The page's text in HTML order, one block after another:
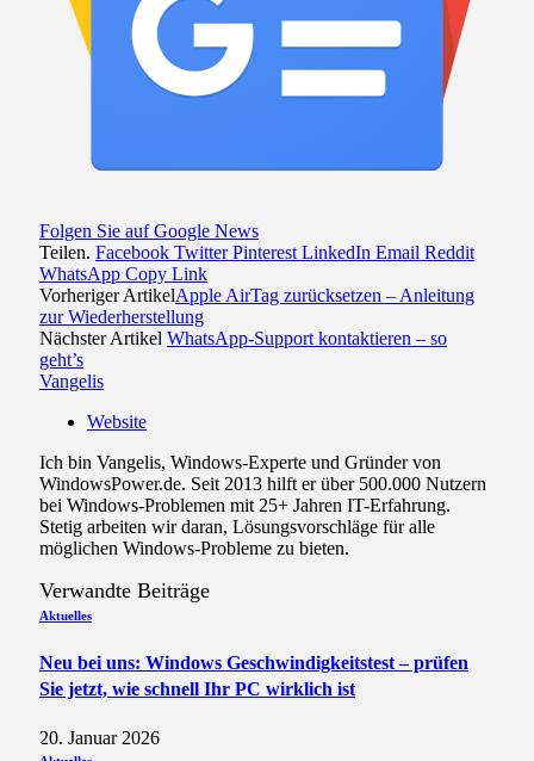
Folgen Sie auf Google News
Teilen. Facebook Twitter Pinterest LinkedIn Email Reddit
WhatsApp Copy Link
Vorheriger ArtikelApple AirTag zurücksetzen – Anleitung
zur Wiederherstellung
Nächster Artikel WhatsApp-Support kontaktieren – so
geht’s
Vangelis
Website
Ich bin Vangelis, Windows-Experte und Gründer von
WindowsPower.de. Seit 2013 hilft er über 500.000 Nutzern
bei Windows-Problemen mit 25+ Jahren IT-Erfahrung.
Stetig arbeiten wir daran, Lösungsvorschläge für alle
möglichen Windows-Probleme zu bieten.
Verwandte Beiträge
Aktuelles
Neu bei uns: Windows Geschwindigkeitstest – prüfen
Sie jetzt, wie schnell Ihr PC wirklich ist
20. Januar 2026